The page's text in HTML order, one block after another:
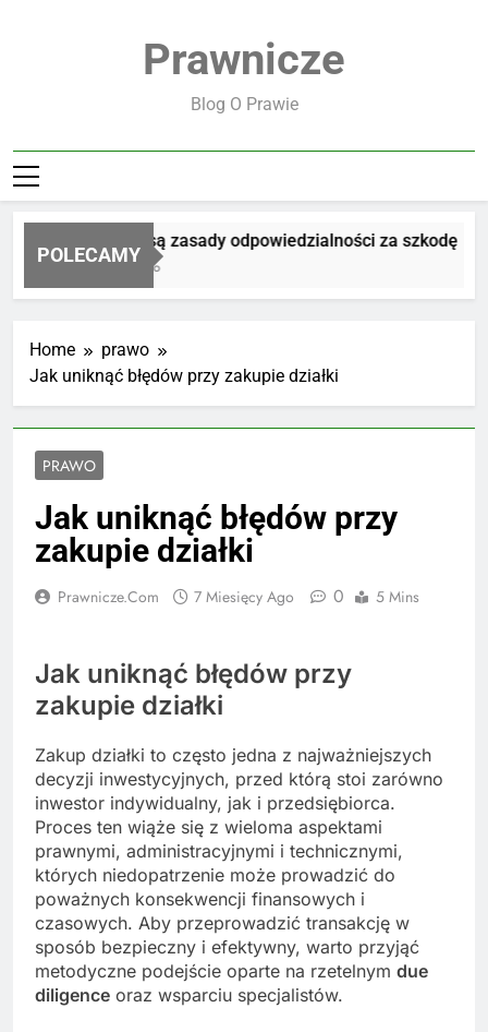
Prawnicze
Blog O Prawie
POLECAMY
Jakie są zasady odpowiedzialności za szkodę
3 Dni Ago
Home
prawo
Jak uniknąć błędów przy zakupie działki
PRAWO
Jak uniknąć błędów przy
zakupie działki
Prawnicze.com 7 Miesięcy Ago 0 5 Mins
Jak uniknąć błędów przy
zakupie działki
Zakup działki to często jedna z najważniejszych
decyzji inwestycyjnych, przed którą stoi zarówno
inwestor indywidualny, jak i przedsiębiorca.
Proces ten wiąże się z wieloma aspektami
prawnymi, administracyjnymi i technicznymi,
których niedopatrzenie może prowadzić do
poważnych konsekwencji finansowych i
czasowych. Aby przeprowadzić transakcję w
sposób bezpieczny i efektywny, warto przyjąć
metodyczne podejście oparte na rzetelnym due
diligence oraz wsparciu specjalistów.